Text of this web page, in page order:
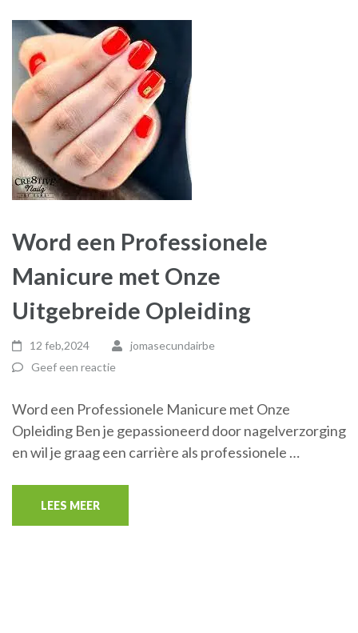
Word een Professionele
Manicure met Onze
Uitgebreide Opleiding
12 feb,2024
jomasecundairbe
Geef een reactie
Word een Professionele Manicure met Onze
Opleiding Ben je gepassioneerd door nagelverzorging
en wil je graag een carrière als professionele …
LEES MEER